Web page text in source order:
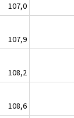
107,0
107,9
108,2
108,6